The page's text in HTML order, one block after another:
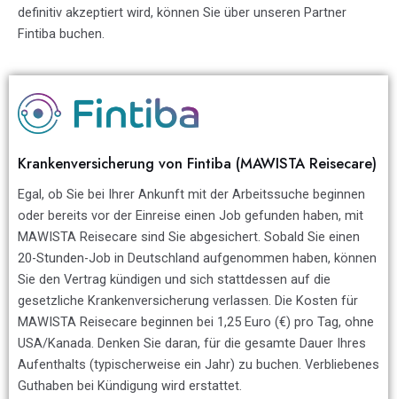
definitiv akzeptiert wird, können Sie über unseren Partner
Fintiba buchen.
Krankenversicherung von Fintiba (MAWISTA Reisecare)
Egal, ob Sie bei Ihrer Ankunft mit der Arbeitssuche beginnen
oder bereits vor der Einreise einen Job gefunden haben, mit
MAWISTA Reisecare sind Sie abgesichert. Sobald Sie einen
20-Stunden-Job in Deutschland aufgenommen haben, können
Sie den Vertrag kündigen und sich stattdessen auf die
gesetzliche Krankenversicherung verlassen. Die Kosten für
MAWISTA Reisecare beginnen bei 1,25 Euro (€) pro Tag, ohne
USA/Kanada. Denken Sie daran, für die gesamte Dauer Ihres
Aufenthalts (typischerweise ein Jahr) zu buchen. Verbliebenes
Guthaben bei Kündigung wird erstattet.